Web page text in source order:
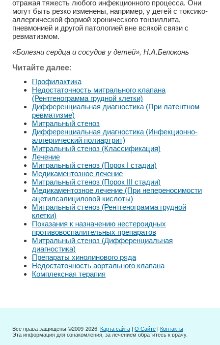
отражая тяжесть любого инфекционного процесса. Они
могут быть резко изменены, например, у детей с токсико-
аллергической формой хронического тонзиллита,
пневмонией и другой патологией вне всякой связи с
ревматизмом.
«Болезни сердца и сосудов у детей», Н.А.Белоконь
Читайте далее:
Профилактика
Недостаточность митрального клапана
(Рентгенограмма грудной клетки)
Дифференциальная диагностика (При латентном
ревматизме)
Митральный стеноз
Дифференциальная диагностика (Инфекционно-
аллергический полиартрит)
Митральный стеноз (Классификация)
Лечение
Митральный стеноз (Порок I стадии)
Медикаментозное лечение
Митральный стеноз (Порок III стадии)
Медикаментозное лечение (При непереносимости
ацетилсалициловой кислоты)
Митральный стеноз (Рентгенограмма грудной
клетки)
Показания к назначению нестероидных
противовоспалительных препаратов
Митральный стеноз (Дифференциальная
диагностика)
Препараты хинолинового ряда
Недостаточность аортального клапана
Комплексная терапия
Все права защищены ©2009-2026. Карта сайта | О Сайте | Контакты
Эта информация для ознакомления, за лечением обратитесь к врачу.